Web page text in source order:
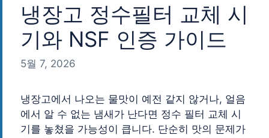
냉장고 정수필터 교체 시
기와 NSF 인증 가이드
5월 7, 2026
냉장고에서 나오는 물맛이 예전 같지 않거나, 얼음
에서 알 수 없는 냄새가 난다면 정수 필터 교체 시
기를 놓쳤을 가능성이 큽니다. 단순히 맛의 문제가